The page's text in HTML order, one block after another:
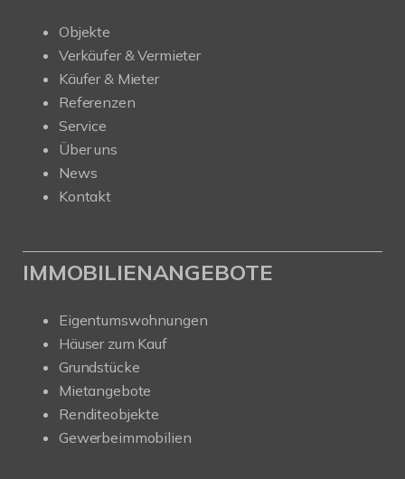
Objekte
Verkäufer & Vermieter
Käufer & Mieter
Referenzen
Service
Über uns
News
Kontakt
IMMOBILIENANGEBOTE
Eigentumswohnungen
Häuser zum Kauf
Grundstücke
Mietangebote
Renditeobjekte
Gewerbeimmobilien